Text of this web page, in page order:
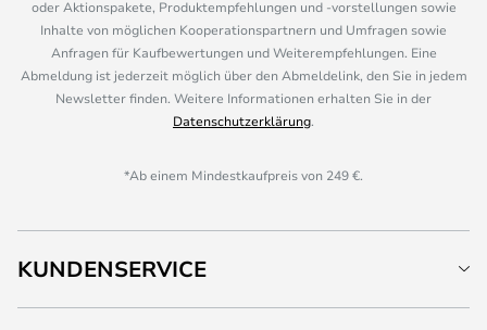
oder Aktionspakete, Produktempfehlungen und -vorstellungen sowie
Inhalte von möglichen Kooperationspartnern und Umfragen sowie
Anfragen für Kaufbewertungen und Weiterempfehlungen. Eine
Abmeldung ist jederzeit möglich über den Abmeldelink, den Sie in jedem
Newsletter finden. Weitere Informationen erhalten Sie in der
Datenschutzerklärung.
*Ab einem Mindestkaufpreis von 249 €.
KUNDENSERVICE